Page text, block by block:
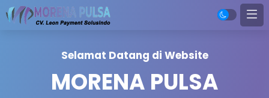
Selamat Datang di Website
MORENA PULSA